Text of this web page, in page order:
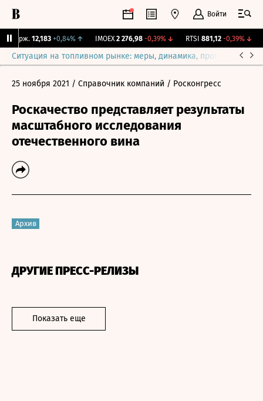
Войти
Бирж. 12,183 +0,84%↑ IMOEX 2 276,98 -0,39%↓ RTSI 881,12 -0,39%↓
Ситуация на топливном рынке: меры, динамика, прогнозы
25 ноября 2021 / Справочник компаний / Росконгресс
Роскачество представляет результаты
масштабного исследования
отечественного вина
Архив
ДРУГИЕ ПРЕСС-РЕЛИЗЫ
Показать еще